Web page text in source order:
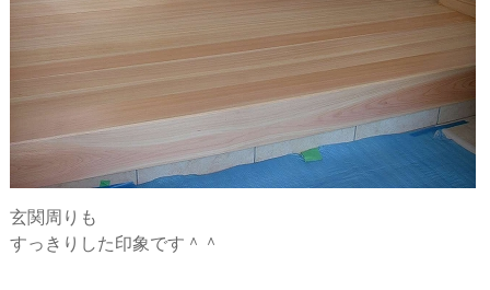
玄関周りも
すっきりした印象です＾＾